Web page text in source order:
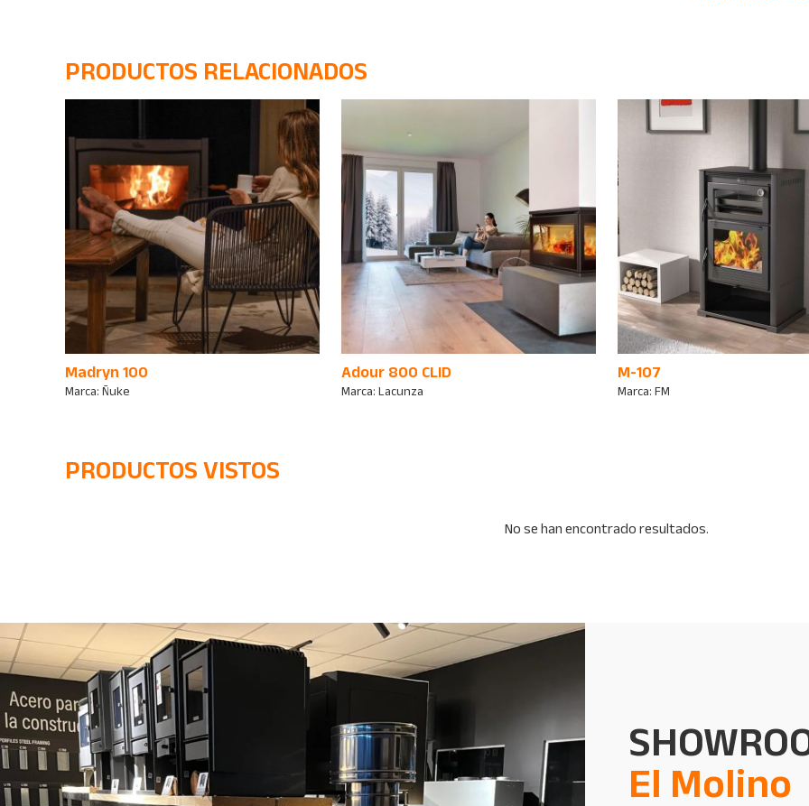
PRODUCTOS RELACIONADOS
Madryn 100
Marca: Ñuke
Adour 800 CLID
Marca: Lacunza
M-107
Marca: FM
PRODUCTOS VISTOS
No se han encontrado resultados.
El Molino